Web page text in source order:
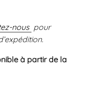
nous pour
à partir de la